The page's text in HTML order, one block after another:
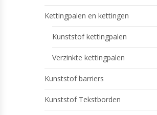
Kettingpalen en kettingen
Kunststof kettingpalen
Verzinkte kettingpalen
Kunststof barriers
Kunststof Tekstborden